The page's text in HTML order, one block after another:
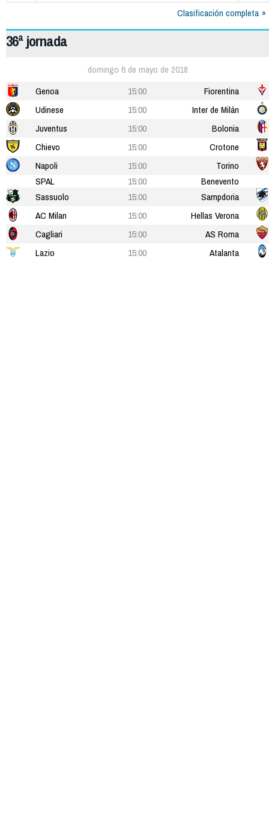
Clasificación completa
36ª jornada
domingo 6 de mayo de 2018
Genoa
15:00
Fiorentina
Udinese
15:00
Inter de Milán
Juventus
15:00
Bolonia
Chievo
15:00
Crotone
Napoli
15:00
Torino
SPAL
15:00
Benevento
Sassuolo
15:00
Sampdoria
AC Milan
15:00
Hellas Verona
Cagliari
15:00
AS Roma
Lazio
15:00 Atalanta